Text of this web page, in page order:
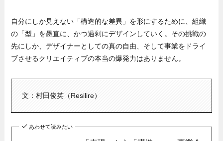
自分にしか見えない「構造的な差異」を形にするために、組織
の「型」を愚直に、かつ過剰にデザインしていく。その挑戦の
先にしか、デザイナーとしての真の自由、そして事業をドライ
ブさせるクリエイティブの本当の爆発力はありません。
文：村田俊英（Resilire）
あわせて読みたい